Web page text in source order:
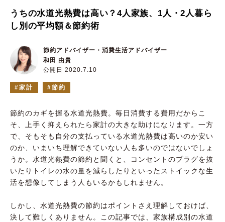
うちの水道光熱費は高い？4人家族、1人・2人暮ら
し別の平均額＆節約術
公開日 2020.7.10
節約アドバイザー・消費生活アドバイザー
和田 由貴
家計 節約
節約のカギを握る水道光熱費。毎日消費する費用だからこ
そ、上手く抑えられたら家計の大きな助けになります。一方
で、そもそも自分の支払っている水道光熱費は高いのか安い
のか、いまいち理解できていない人も多いのではないでしょ
うか。水道光熱費の節約と聞くと、コンセントのプラグを抜
いたりトイレの水の量を減らしたりといったストイックな生
活を想像してしまう人もいるかもしれません。
しかし、水道光熱費の節約はポイントさえ理解しておけば、
決して難しくありません。この記事では、家族構成別の水道